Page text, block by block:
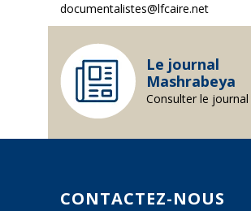
documentalistes@lfcaire.net
Le journal
Mashrabeya
Consulter le journal
CONTACTEZ-NOUS